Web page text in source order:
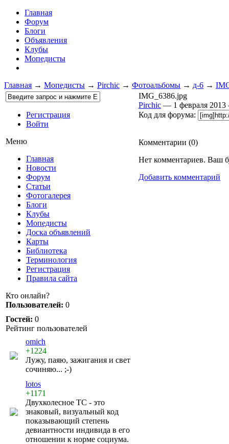
Главная
Форум
Блоги
Объявления
Клубы
Мопедисты
Главная → Мопедисты → Pirchic → Фотоальбомы → д-6 →
Регистрация
Войти
Меню
Главная
Новости
Форум
Статьи
Фотогалерея
Блоги
Клубы
Мопедисты
Доска объявлений
Карты
Библиотека
Терминология
Регистрация
Правила сайта
Кто онлайн?
Пользователей: 0
Гостей: 0
Рейтинг пользователей
omich
+1224
Лужу, паяю, зажигания и свет
сочиняю... ;-)
lotos
+1171
Двухколесное ТС - это
знаковый, визуальный код
показывающий степень
девиантности индивида в его
отношении к норме социума.
IMG_6386.jpg
Pirchic — 1 февраля
Код для форума:
Комментарии (0)
Нет комментариев. Ваш
Добавить комментарий